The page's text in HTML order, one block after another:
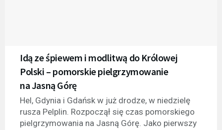
Idą ze śpiewem i modlitwą do Królowej
Polski – pomorskie pielgrzymowanie
na Jasną Górę
Hel, Gdynia i Gdańsk w już drodze, w niedzielę
rusza Pelplin. Rozpoczął się czas pomorskiego
pielgrzymowania na Jasną Górę. Jako pierwszy